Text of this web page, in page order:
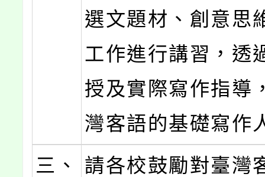
選文題材、創意思
工作進行講習，透
授及實際寫作指導
灣客語的基礎寫作
三、
請各校鼓勵對臺灣